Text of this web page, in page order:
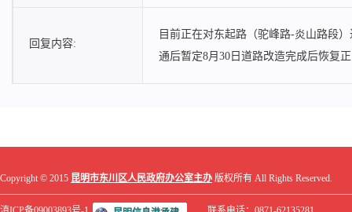
回复内容:
目前正在对东起路（驼峰路-炎山路段
通后暂定8月30日道路改造完成后恢复
Copyright © 2015 昆明市东川区人民政府办公室主办 版权所有 All Rights Reserved.